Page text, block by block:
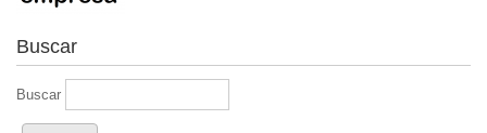
Buscar
Buscar